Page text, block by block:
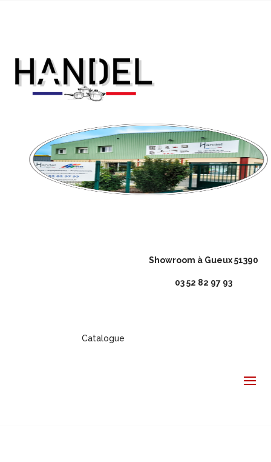
Showroom à Gueux 51390
03 52 82 97 93
Catalogue